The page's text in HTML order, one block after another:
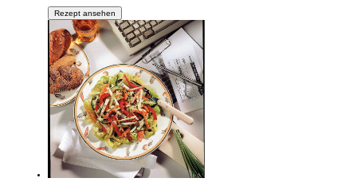
Rezept ansehen